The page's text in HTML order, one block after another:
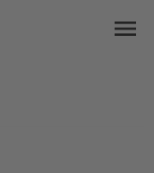
menu